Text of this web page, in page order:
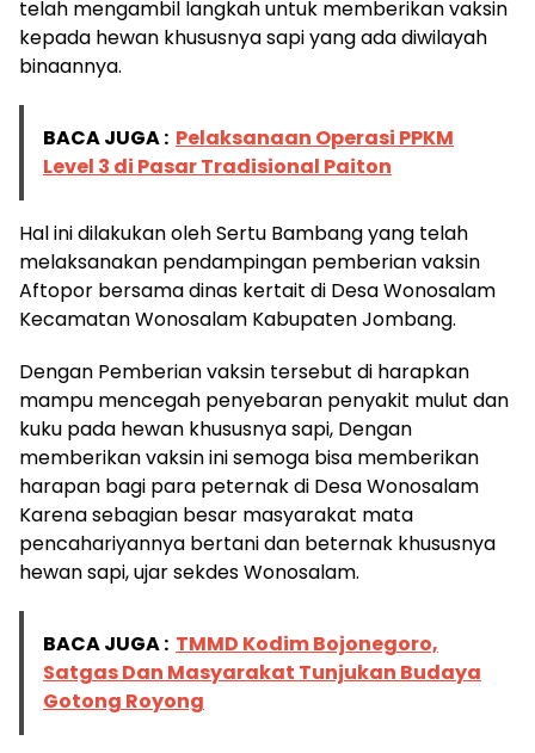
telah mengambil langkah untuk memberikan vaksin
kepada hewan khususnya sapi yang ada diwilayah
binaannya.
BACA JUGA : Pelaksanaan Operasi PPKM
Level 3 di Pasar Tradisional Paiton
Hal ini dilakukan oleh Sertu Bambang yang telah
melaksanakan pendampingan pemberian vaksin
Aftopor bersama dinas kertait di Desa Wonosalam
Kecamatan Wonosalam Kabupaten Jombang.
Dengan Pemberian vaksin tersebut di harapkan
mampu mencegah penyebaran penyakit mulut dan
kuku pada hewan khususnya sapi, Dengan
memberikan vaksin ini semoga bisa memberikan
harapan bagi para peternak di Desa Wonosalam
Karena sebagian besar masyarakat mata
pencahariyannya bertani dan beternak khususnya
hewan sapi, ujar sekdes Wonosalam.
BACA JUGA : TMMD Kodim Bojonegoro,
Satgas Dan Masyarakat Tunjukan Budaya
Gotong Royong